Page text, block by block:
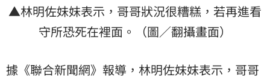
▲林明佐妹妹表示，哥哥狀況很糟糕，若再進看
守所恐死在裡面。（圖／翻攝畫面）
據《聯合新聞網》報導，林明佐妹妹表示，哥哥